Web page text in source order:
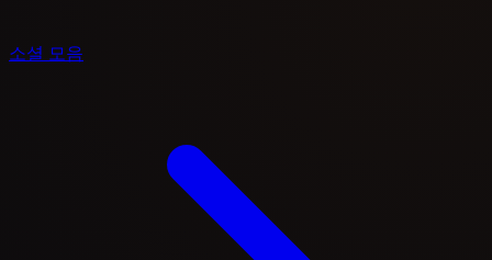
소셜 모음